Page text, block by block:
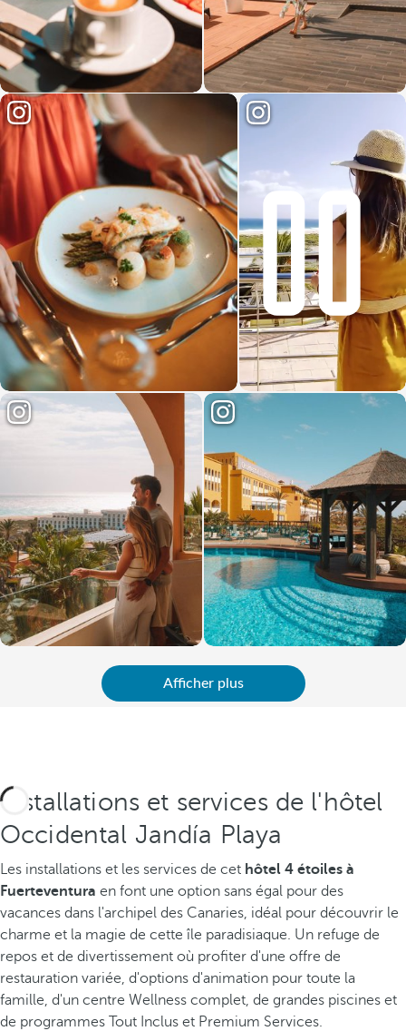
Afficher plus
Installations et services de l'hôtel
Occidental Jandía Playa
Les installations et les services de cet hôtel 4 étoiles à
Fuerteventura en font une option sans égal pour des
vacances dans l'archipel des Canaries, idéal pour découvrir le
charme et la magie de cette île paradisiaque. Un refuge de
repos et de divertissement où profiter d'une offre de
restauration variée, d'options d'animation pour toute la
famille, d'un centre Wellness complet, de grandes piscines et
de programmes Tout Inclus et Premium Services.